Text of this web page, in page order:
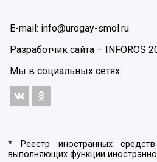
E-mail: info@urogay-smol.ru
Разработчик сайта –
INFOROS
Мы в социальных сетях:
* Реестр иностранных
выполняющих функции